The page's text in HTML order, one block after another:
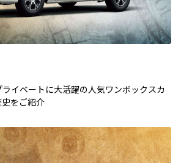
イベートに大活躍の人気ワンボックスカ
をご紹介